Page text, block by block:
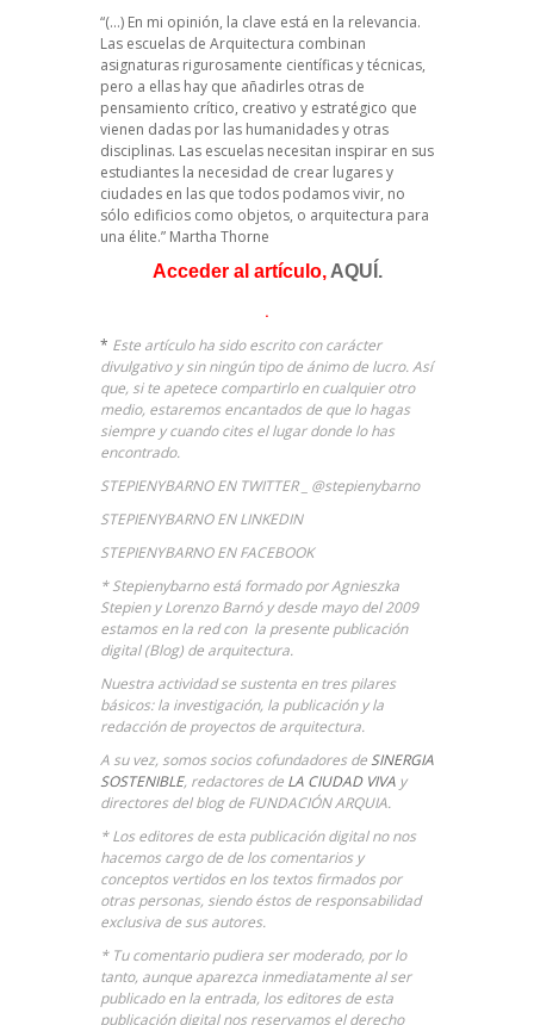
“(…) En mi opinión, la clave está en la relevancia.
Las escuelas de Arquitectura combinan
asignaturas rigurosamente científicas y técnicas,
pero a ellas hay que añadirles otras de
pensamiento crítico, creativo y estratégico que
vienen dadas por las humanidades y otras
disciplinas. Las escuelas necesitan inspirar en sus
estudiantes la necesidad de crear lugares y
ciudades en las que todos podamos vivir, no
sólo edificios como objetos, o arquitectura para
una élite.” Martha Thorne
Acceder al artículo, AQUÍ.
.
* Este artículo ha sido escrito con carácter
divulgativo y sin ningún tipo de ánimo de lucro. Así
que, si te apetece compartirlo en cualquier otro
medio, estaremos encantados de que lo hagas
siempre y cuando cites el lugar donde lo has
encontrado.
STEPIENYBARNO EN TWITTER _ @stepienybarno
STEPIENYBARNO EN LINKEDIN
STEPIENYBARNO EN FACEBOOK
* Stepienybarno está formado por Agnieszka
Stepien y Lorenzo Barnó y desde mayo del 2009
estamos en la red con la presente publicación
digital (Blog) de arquitectura.
Nuestra actividad se sustenta en tres pilares
básicos: la investigación, la publicación y la
redacción de proyectos de arquitectura.
A su vez, somos socios cofundadores deSINERGIA
SOSTENIBLE, redactores de LA CIUDAD VIVA y
directores del blog de FUNDACIÓN ARQUIA.
* Los editores de esta publicación digital no nos
hacemos cargo de de los comentarios y
conceptos vertidos en los textos firmados por
otras personas, siendo éstos de responsabilidad
exclusiva de sus autores.
* Tu comentario pudiera ser moderado, por lo
tanto, aunque aparezca inmediatamente al ser
publicado en la entrada, los editores de esta
publicación digital nos reservamos el derecho